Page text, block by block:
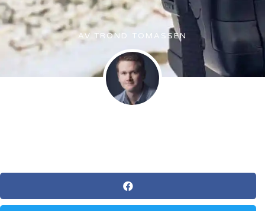
AV TROND TOMASSEN